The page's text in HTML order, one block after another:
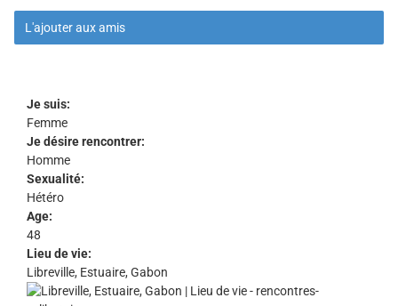
L'ajouter aux amis
Je suis:
Femme
Je désire rencontrer:
Homme
Sexualité:
Hétéro
Age:
48
Lieu de vie:
Libreville, Estuaire, Gabon